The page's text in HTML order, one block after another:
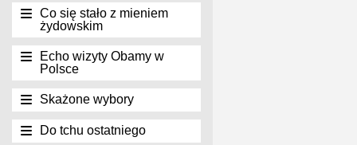
Co się stało z mieniem
żydowskim
Echo wizyty Obamy w
Polsce
Skażone wybory
Do tchu ostatniego